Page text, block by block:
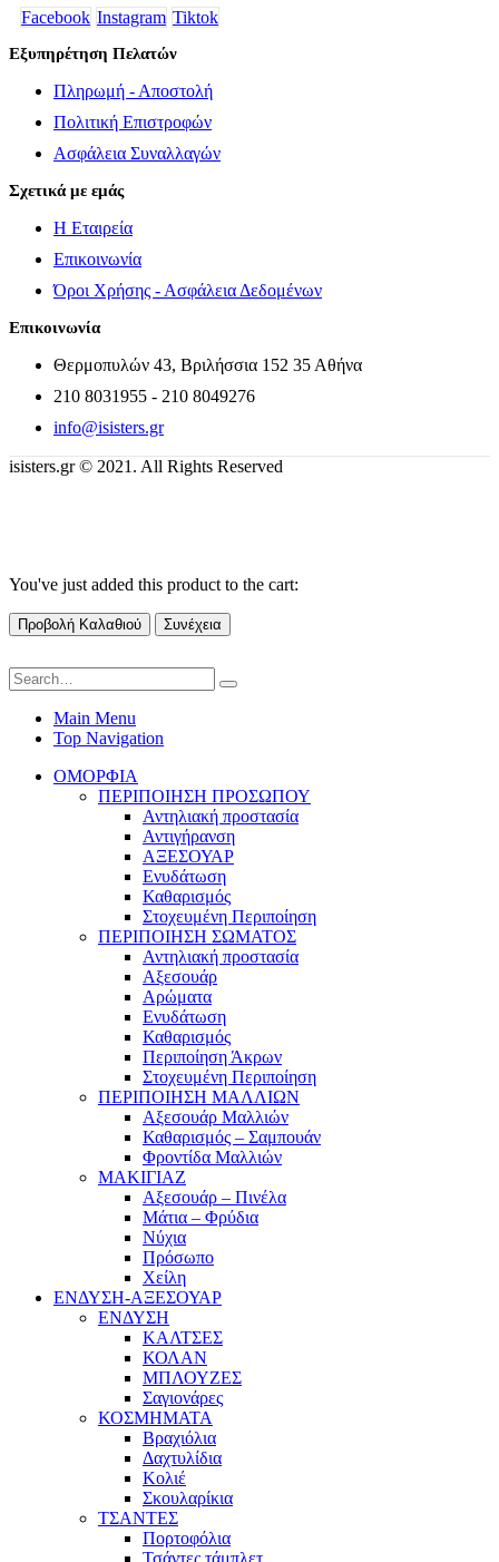
Facebook Instagram Tiktok
Εξυπηρέτηση Πελατών
Πληρωμή - Αποστολή
Πολιτική Επιστροφών
Ασφάλεια Συναλλαγών
Σχετικά με εμάς
Η Εταιρεία
Επικοινωνία
Όροι Χρήσης - Ασφάλεια Δεδομένων
Επικοινωνία
Θερμοπυλών 43, Βριλήσσια 152 35 Αθήνα
210 8031955 - 210 8049276
info@isisters.gr
isisters.gr © 2021. All Rights Reserved
You've just added this product to the cart:
Προβολή Καλαθιού Συνέχεια
Main Menu
Top Navigation
ΟΜΟΡΦΙΑ
ΠΕΡΙΠΟΙΗΣΗ ΠΡΟΣΩΠΟΥ
Αντηλιακή προστασία
Αντιγήρανση
ΑΞΕΣΟΥΑΡ
Ενυδάτωση
Καθαρισμός
Στοχευμένη Περιποίηση
ΠΕΡΙΠΟΙΗΣΗ ΣΩΜΑΤΟΣ
Αντηλιακή προστασία
Αξεσουάρ
Αρώματα
Ενυδάτωση
Καθαρισμός
Περιποίηση Άκρων
Στοχευμένη Περιποίηση
ΠΕΡΙΠΟΙΗΣΗ ΜΑΛΛΙΩΝ
Αξεσουάρ Μαλλιών
Καθαρισμός – Σαμπουάν
Φροντίδα Μαλλιών
ΜΑΚΙΓΙΑΖ
Αξεσουάρ – Πινέλα
Μάτια – Φρύδια
Νύχια
Πρόσωπο
Χείλη
ΕΝΔΥΣΗ-ΑΞΕΣΟΥΑΡ
ΕΝΔΥΣΗ
ΚΑΛΤΣΕΣ
ΚΟΛΑΝ
ΜΠΛΟΥΖΕΣ
Σαγιονάρες
ΚΟΣΜΗΜΑΤΑ
Βραχιόλια
Δαχτυλίδια
Κολιέ
Σκουλαρίκια
ΤΣΑΝΤΕΣ
Πορτοφόλια